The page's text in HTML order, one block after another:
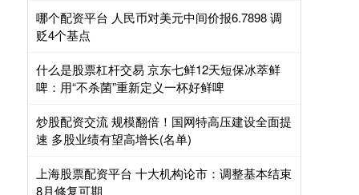
哪个配资平台 人民币对美元中间价报6.7898 调
贬4个基点
什么是股票杠杆交易 京东七鲜12天短保冰萃鲜
啤：用“不杀菌”重新定义一杯好鲜啤
炒股配资交流 规模翻倍！国网特高压建设全面提
速 多股业绩有望高增长(名单)
上海股票配资平台 十大机构论市：调整基本结束
8月修复可期